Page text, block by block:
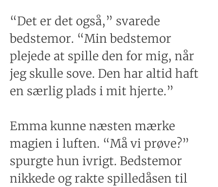
“Det er det også,” svarede
bedstemor. “Min bedstemor
plejede at spille den for mig, når
jeg skulle sove. Den har altid haft
en særlig plads i mit hjerte.”
Emma kunne næsten mærke
magien i luften. “Må vi prøve?”
spurgte hun ivrigt. Bedstemor
nikkede og rakte spilledåsen til